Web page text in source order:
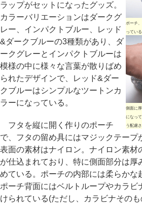
ポーチ
ってい
側面に
になっ
う配慮
ラップがセットになったグッズ。
カラーバリエーションはダークグ
レー、インパクトブルー、レッド
&ダークブルーの3種類があり、ダ
ークグレーとインパクトブルーは
模様の中に様々な言葉が散りばめ
られたデザインで、レッド&ダー
クブルーはシンプルなツートンカ
ラーになっている。
フタを縦に開く作りのポーチ
で、フタの留め具にはマジックテープ
表面の素材はナイロン。ナイロン素材
が仕込まれており、特に側面部分は厚
めている。ポーチの内部には柔らかな
ポーチ背面にはベルトループやカラビ
けられている(ただし、カラビナそのも